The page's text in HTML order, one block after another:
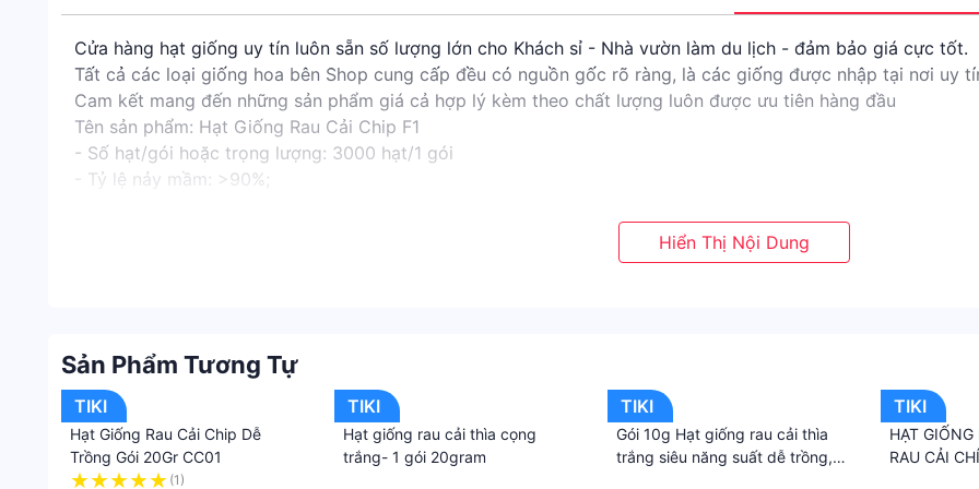
Cửa hàng hạt giống uy tín luôn sẵn số lượng lớn cho Khách sỉ - Nhà vườn làm du lịch - đảm bảo giá cực tốt.
Tất cả các loại giống hoa bên Shop cung cấp đều có nguồn gốc rõ ràng, là các giống được nhập tại nơi uy
Cam kết mang đến những sản phẩm giá cả hợp lý kèm theo chất lượng luôn được ưu tiên hàng đầu
Tên sản phẩm: Hạt Giống Rau Cải Chip F1
- Số hạt/gói hoặc trọng lượng: 3000 hạt/1 gói
- Tỷ lệ nảy mầm: >90%;
» Bước 2: Tưới đẫm đất trồng.
» Bước 3: Ngâm hạt: đối với các loại hạt có vỏ mỏng có thể ngâm bằng nước ấm khoảng 5-8 tiếng. Đối với
(nguyên tắc pha nước 7 lạnh 3 nóng) ngâm 1 đêm cho vỏ hạt nở ra rồi hãy tiến hành gieo.
» Bước 4: Ủ hạt: sau khi ngâm hạt, tiến hành ủ hạt (tùy loại hạt, có loại cần ủ vài tiếng, 1 hoặc nhiều ngày),
Chú ý: Đối với các loại hạt khó nảy mầm như các loại huơng thảo, oải huơng, hoa hồng, mâm xôi, việt quất,
Sản Phẩm Tương Tự
TIKI
Hạt Giống Rau Cải Chip Dễ
Trồng Gói 20Gr CC01
(1)
TIKI
Hạt giống rau cải thìa cọng
trắng- 1 gói 20gram
TIKI
Gói 10g Hạt giống rau cải thìa
trắng siêu năng suất dễ trồng,
TIKI
️HẠT GIỐNG
RAU CẢI